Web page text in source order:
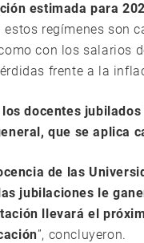
estimada para
regímenes son
con los salarios
frente a la
los docentes
que se aplica
de las
jubilaciones le
llevará el
”, concluyeron.